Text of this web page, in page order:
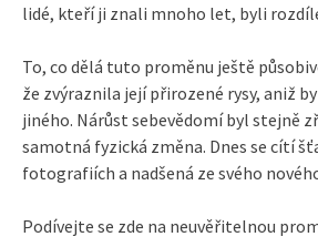
lidé, kteří ji znali mnoho let, byli
To, co dělá tuto proměnu ještě
že zvýraznila její přirozené rysy, aniž
jiného. Nárůst sebevědomí byl stejně
samotná fyzická změna. Dnes se cítí
fotografiích a nadšená ze svého
Podívejte se zde na neuvěřitelnou